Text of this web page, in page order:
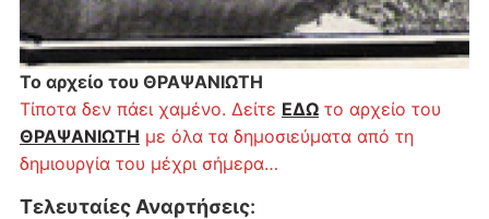
Το αρχείο του ΘΡΑΨΑΝΙΩΤΗ
Τίποτα δεν πάει χαμένο. Δείτε ΕΔΩτο αρχείο του
ΘΡΑΨΑΝΙΩΤΗ με όλα τα δημοσιεύματα από τη
δημιουργία του μέχρι σήμερα…
Τελευταίες Αναρτήσεις: